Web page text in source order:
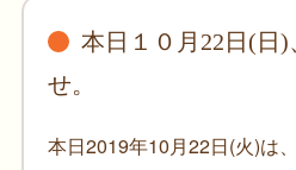
本日１０月22日(日)
せ。
本日2019年10月22日(火)は